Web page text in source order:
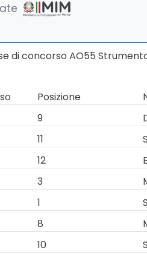
di concorso AO55
Posizione
9
11
12
3
1
8
10